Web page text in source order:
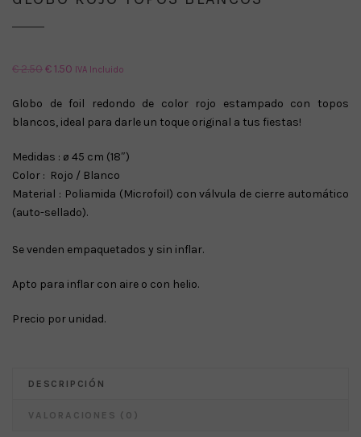
€2.50El
original
era:
€1.50 El
actual
es:
IVA Incluido
Globo de foil redondo de color rojo estampado con topos
blancos, ideal para darle un toque original a tus fiestas!
Medidas : ø 45 cm (18″)
Color : Rojo / Blanco
Material : Poliamida (Microfoil) con válvula de cierre automático
(auto-sellado).
Se venden empaquetados y sin inflar.
Apto para inflar con aire o con helio.
Precio por unidad.
DESCRIPCIÓN
VALORACIONES (0)